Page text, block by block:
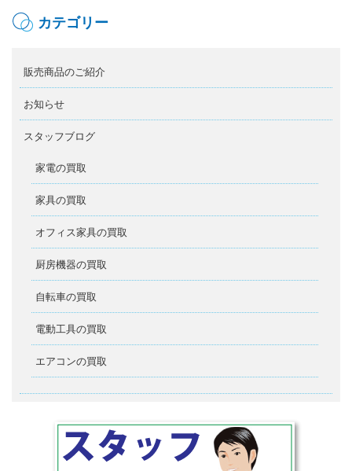
カテゴリー
販売商品のご紹介
お知らせ
スタッフブログ
家電の買取
家具の買取
オフィス家具の買取
厨房機器の買取
自転車の買取
電動工具の買取
エアコンの買取